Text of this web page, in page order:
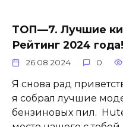
ТОП—7. Лучшие
Рейтинг 2024 года!
26.08.2024 0
Я снова рад
я собрал лучшие
бензиновых пил.